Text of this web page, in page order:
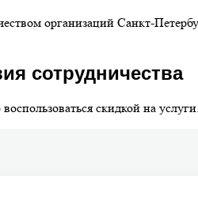
организаций Санкт-
сотрудничества
скидкой на